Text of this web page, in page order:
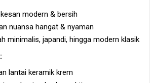
modern & bersih
nuansa hangat & nyaman
minimalis, japandi, hingga modern klasik
lantai keramik krem